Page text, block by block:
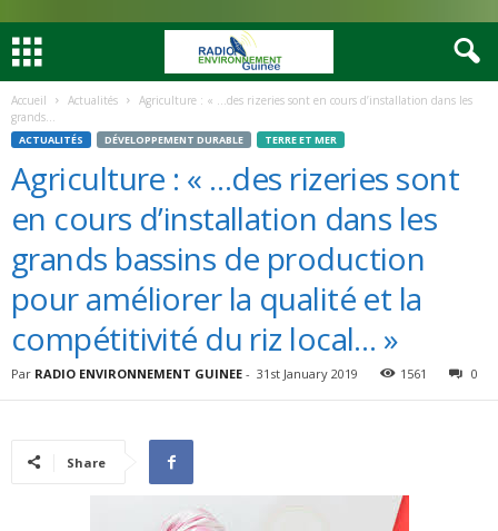
Accueil Actualités
Agriculture : « …des rizeries sont en cours d’installation dans les
grands...
ACTUALITÉS DÉVELOPPEMENT DURABLE TERRE ET MER
Agriculture : « …des rizeries sont
en cours d’installation dans les
grands bassins de production
pour améliorer la qualité et la
compétitivité du riz local… »
Par RADIO ENVIRONNEMENT GUINEE - 31st January 2019 1561 0
Share